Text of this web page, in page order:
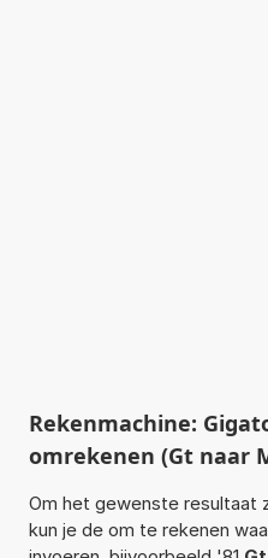
Rekenmachine:
omrekenen (Gt naar
Om het gewenste resultaat
kun je de om te rekenen